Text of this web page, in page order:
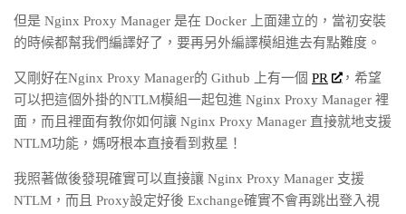
但是 Nginx Proxy Manager 是在 Docker 上面建立的，當初安裝
的時候都幫我們編譯好了，要再另外編譯模組進去有點難度。
又剛好在Nginx Proxy Manager的 Github 上有一個 PR
，希望
可以把這個外掛的NTLM模組一起包進 Nginx Proxy Manager 裡
面，而且裡面有教你如何讓 Nginx Proxy Manager 直接就地支援
NTLM功能，媽呀根本直接看到救星！
我照著做後發現確實可以直接讓 Nginx Proxy Manager 支援
NTLM，而且 Proxy設定好後 Exchange確實不會再跳出登入視